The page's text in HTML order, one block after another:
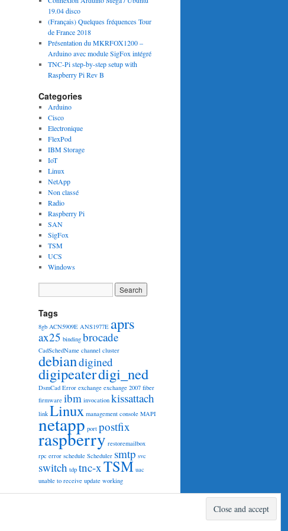
19.04 disco
(Français) Quelques fréquences Tour
de France 2018
Présentation du MKRFOX1200 –
Arduino avec module SigFox intégré
TNC-Pi step-by-step setup with
Raspberry Pi Rev B
Categories
Arduino
Cisco
Electronique
FlexPod
IBM Storage
IoT
Linux
NetApp
Non classé
Radio
Raspberry Pi
SAN
SigFox
TSM
UCS
Windows
Tags
8gb ACN5909E ANS1977E aprs
ax25 binding brocade
CadSchedName channel cluster
debiandigined
digipeaterdigi_ned
DsmCad Error exchange exchange 2007 fiber
firmware ibm invocation kissattach
link Linux management console MAPI
netapp port postfix
raspberry restoremailbox
rpc error schedule Scheduler smtp svc
switch tdp tnc-xTSM uac
unable to receive update working